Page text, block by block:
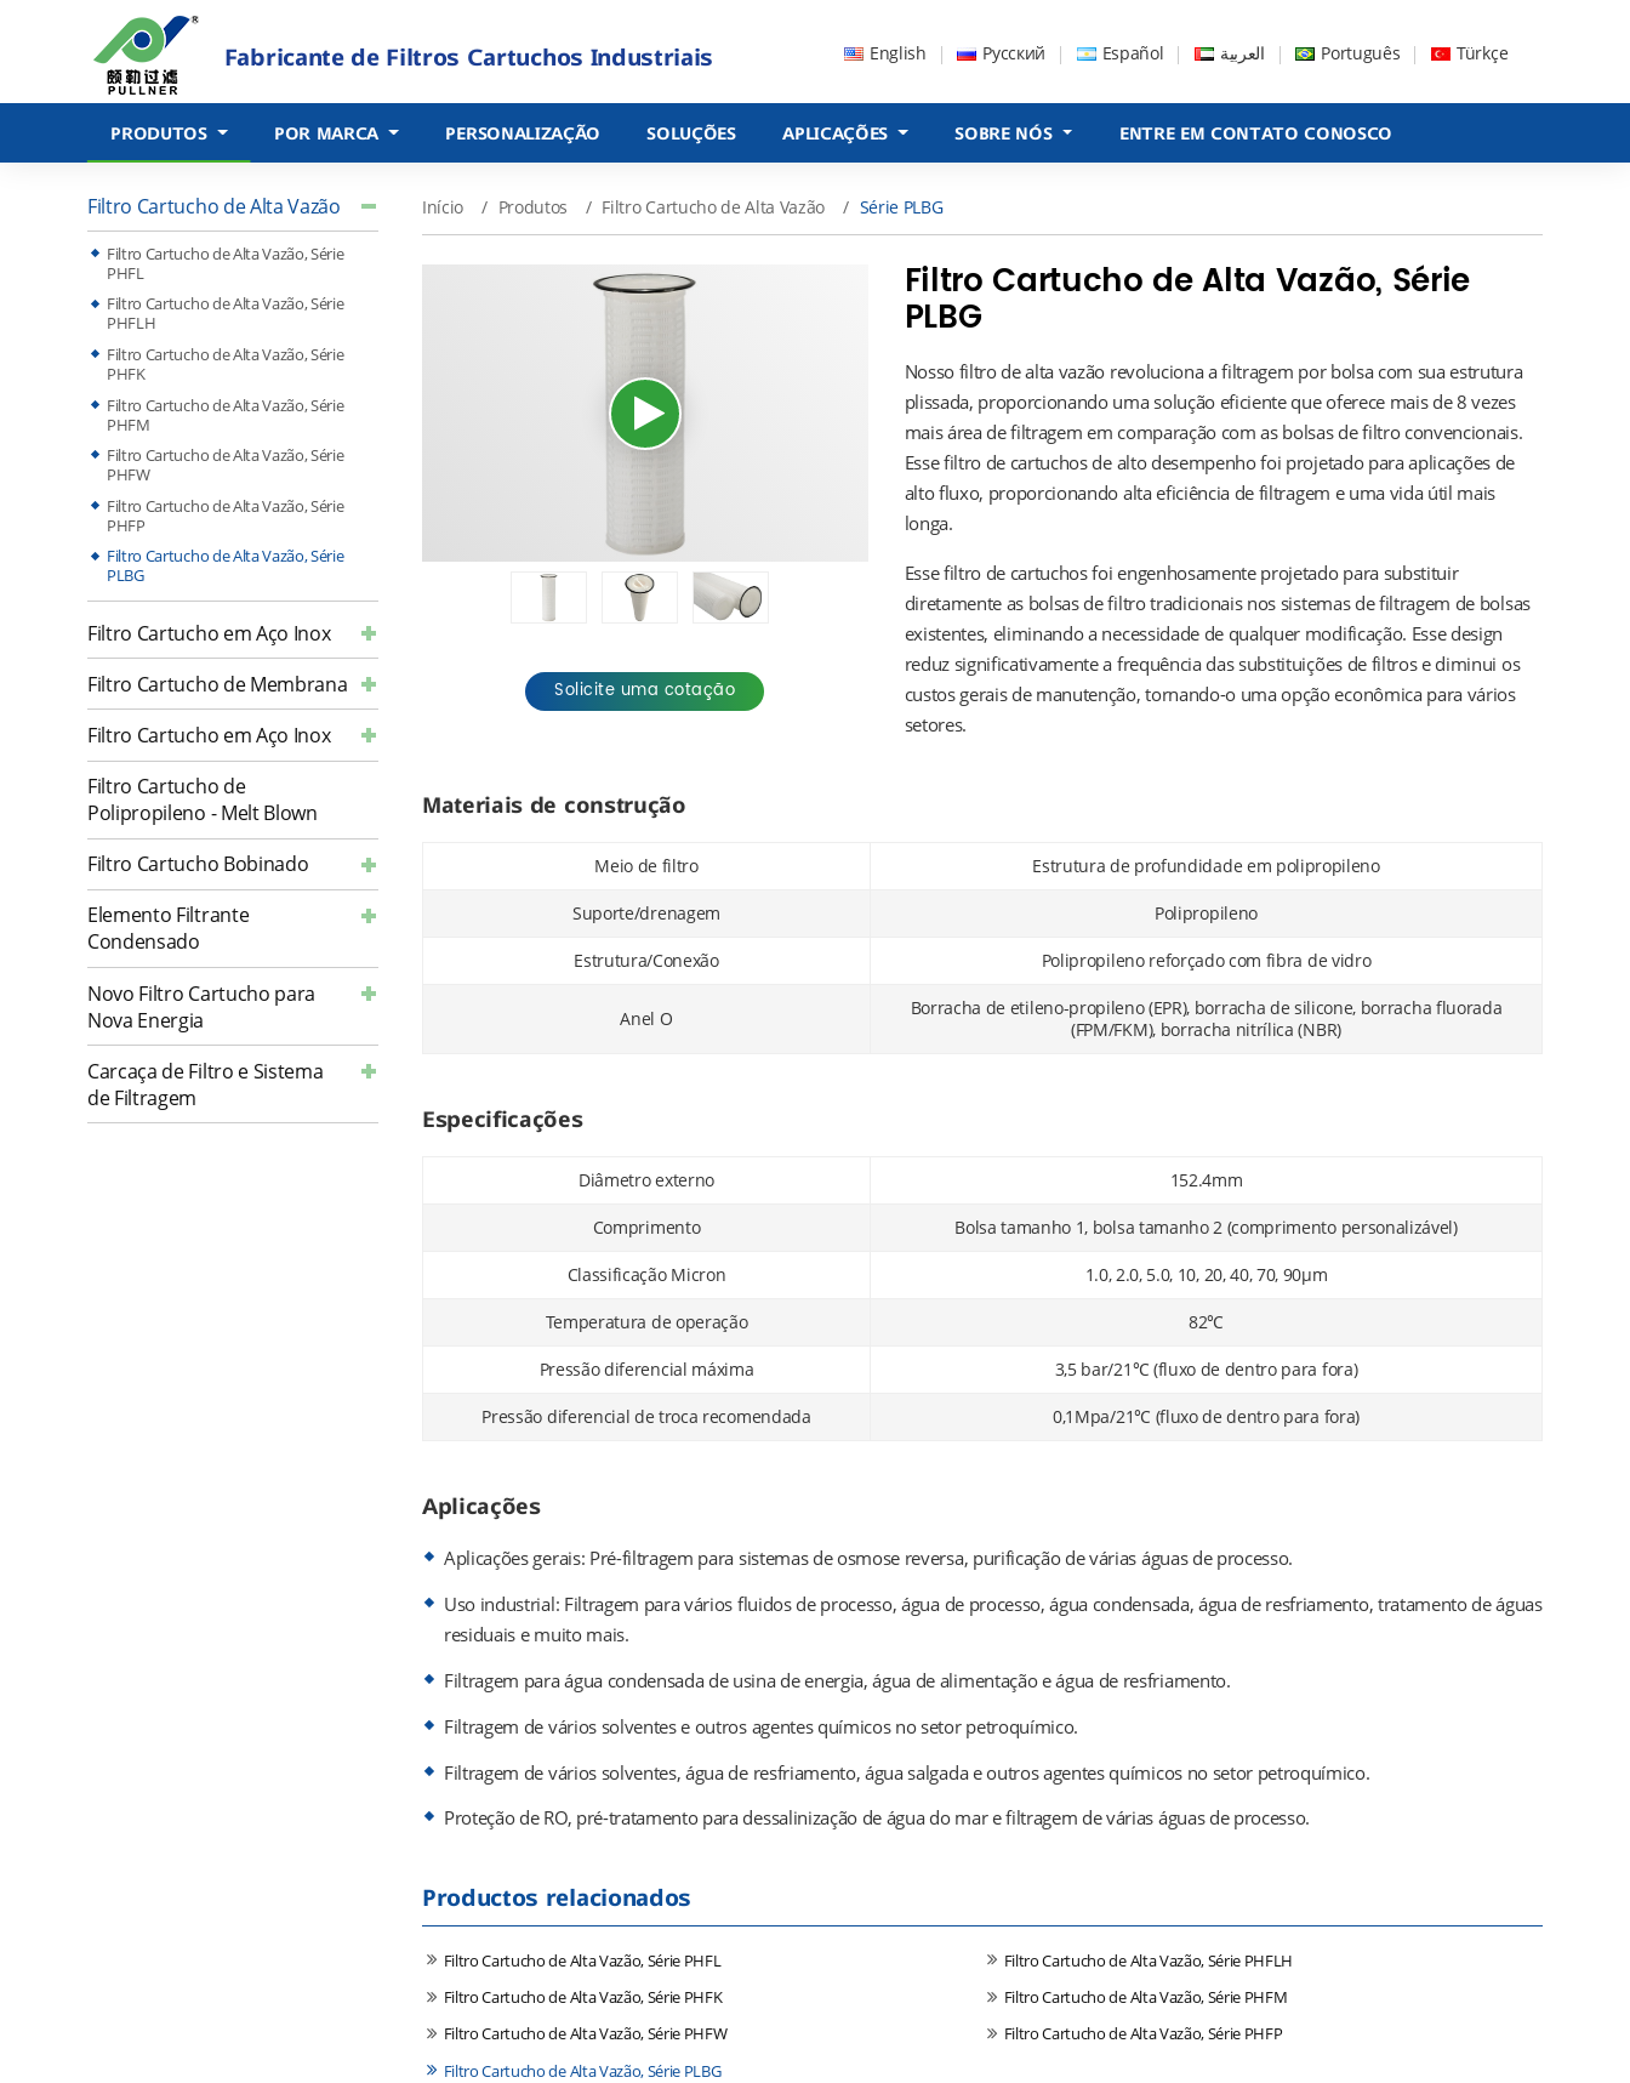
Fabricante de Filtros Cartuchos Industriais English Русский Español العربية Português Türkçe
PRODUTOS POR MARCA PERSONALIZAÇÃO SOLUÇÕES APLICAÇÕES SOBRE NÓS ENTRE EM CONTATO CONOSCO
Início Produtos Filtro Cartucho de Alta Vazão Série PLBG
Solicite uma cotação
Filtro Cartucho de Alta Vazão, Série
PLBG
Nosso filtro de alta vazão revoluciona a filtragem por bolsa com sua estrutura
plissada, proporcionando uma solução eficiente que oferece mais de 8 vezes
mais área de filtragem em comparação com as bolsas de filtro convencionais.
Esse filtro de cartuchos de alto desempenho foi projetado para aplicações de
alto fluxo, proporcionando alta eficiência de filtragem e uma vida útil mais
longa.
Esse filtro de cartuchos foi engenhosamente projetado para substituir
diretamente as bolsas de filtro tradicionais nos sistemas de filtragem de bolsas
existentes, eliminando a necessidade de qualquer modificação. Esse design
reduz significativamente a frequência das substituições de filtros e diminui os
custos gerais de manutenção, tornando-o uma opção econômica para vários
setores.
Materiais de construção
Meio de filtro Estrutura de profundidade em polipropileno
Suporte/drenagem Polipropileno
Estrutura/Conexão Polipropileno reforçado com fibra de vidro
Anel O
Borracha de etileno-propileno (EPR), borracha de silicone, borracha fluorada
(FPM/FKM), borracha nitrílica (NBR)
Especificações
Diâmetro externo 152.4mm
Comprimento Bolsa tamanho 1, bolsa tamanho 2 (comprimento personalizável)
Classificação Micron 1.0, 2.0, 5.0, 10, 20, 40, 70, 90μm
Temperatura de operação 82℃
Pressão diferencial máxima 3,5 bar/21℃ (fluxo de dentro para fora)
Pressão diferencial de troca recomendada 0,1Mpa/21℃ (fluxo de dentro para fora)
Aplicações
Aplicações gerais: Pré-filtragem para sistemas de osmose reversa, purificação de várias águas de processo.
Uso industrial: Filtragem para vários fluidos de processo, água de processo, água condensada, água de resfriamento, tratamento de águas
residuais e muito mais.
Filtragem para água condensada de usina de energia, água de alimentação e água de resfriamento.
Filtragem de vários solventes e outros agentes químicos no setor petroquímico.
Filtragem de vários solventes, água de resfriamento, água salgada e outros agentes químicos no setor petroquímico.
Proteção de RO, pré-tratamento para dessalinização de água do mar e filtragem de várias águas de processo.
Productos relacionados
Filtro Cartucho de Alta Vazão, Série PHFL
Filtro Cartucho de Alta Vazão, Série PHFLH
Filtro Cartucho de Alta Vazão, Série PHFK
Filtro Cartucho de Alta Vazão, Série PHFM
Filtro Cartucho de Alta Vazão, Série PHFW
Filtro Cartucho de Alta Vazão, Série PHFP
Filtro Cartucho de Alta Vazão, Série PLBG
Filtro Cartucho de Alta Vazão
Filtro Cartucho de Alta Vazão, Série
PHFL
Filtro Cartucho de Alta Vazão, Série
PHFLH
Filtro Cartucho de Alta Vazão, Série
PHFK
Filtro Cartucho de Alta Vazão, Série
PHFM
Filtro Cartucho de Alta Vazão, Série
PHFW
Filtro Cartucho de Alta Vazão, Série
PHFP
Filtro Cartucho de Alta Vazão, Série
PLBG
Filtro Cartucho em Aço Inox
Filtro Cartucho de Membrana
Filtro Cartucho em Aço Inox
Filtro Cartucho de
Polipropileno - Melt Blown
Filtro Cartucho Bobinado
Elemento Filtrante
Condensado
Novo Filtro Cartucho para
Nova Energia
Carcaça de Filtro e Sistema
de Filtragem